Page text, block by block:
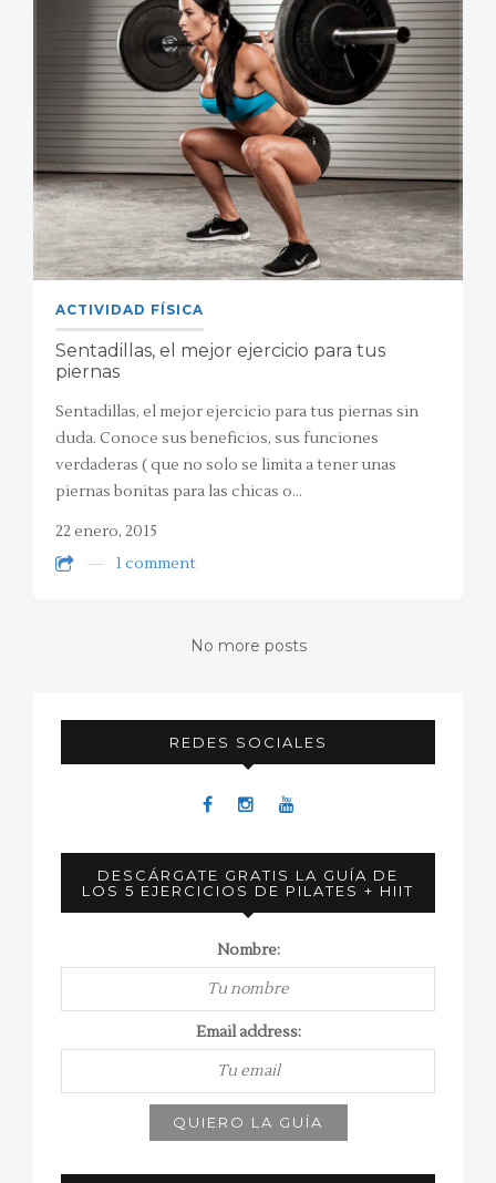
ACTIVIDAD FÍSICA
Sentadillas, el mejor ejercicio para tus
piernas
Sentadillas, el mejor ejercicio para tus piernas sin
duda. Conoce sus beneficios, sus funciones
verdaderas ( que no solo se limita a tener unas
piernas bonitas para las chicas o…
22 enero, 2015
1 comment
No more posts
REDES SOCIALES
DESCÁRGATE GRATIS LA GUÍA DE
LOS 5 EJERCICIOS DE PILATES + HIIT
Nombre:
Email address: